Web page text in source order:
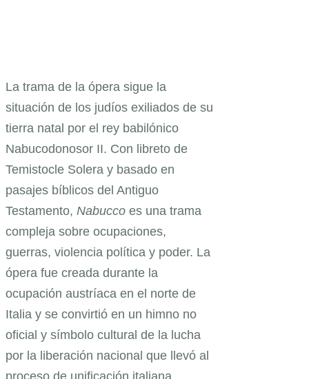
La trama de la ópera sigue la
situación de los judíos exiliados de su
tierra natal por el rey babilónico
Nabucodonosor II. Con libreto de
Temistocle Solera y basado en
pasajes bíblicos del Antiguo
Testamento, Nabucco es una trama
compleja sobre ocupaciones,
guerras, violencia política y poder. La
ópera fue creada durante la
ocupación austríaca en el norte de
Italia y se convirtió en un himno no
oficial y símbolo cultural de la lucha
por la liberación nacional que llevó al
proceso de unificación italiana.